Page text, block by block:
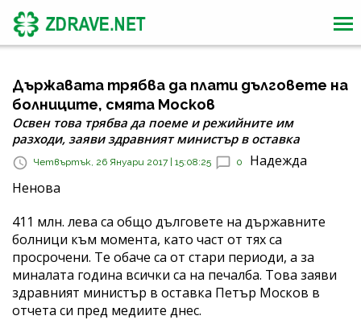
Държавата трябва да плати дълговете на
болниците, смята Москов
Освен това трябва да поеме и режийните им
разходи, заяви здравният министър в оставка
Четвъртък, 26 Януари 2017 | 15:08:25 0
Надежда
Ненова
411 млн. лева са общо дълговете на държавните
болници към момента, като част от тях са
просрочени. Те обаче са от стари периоди, а за
миналата година всички са на печалба. Това заяви
здравният министър в оставка Петър Москов в
отчета си пред медиите днес.